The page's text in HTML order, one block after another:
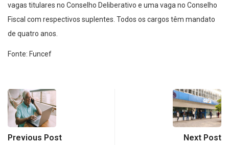
vagas titulares no Conselho Deliberativo e uma vaga no Conselho
Fiscal com respectivos suplentes. Todos os cargos têm mandato
de quatro anos.
Fonte: Funcef
Previous Post Next Post